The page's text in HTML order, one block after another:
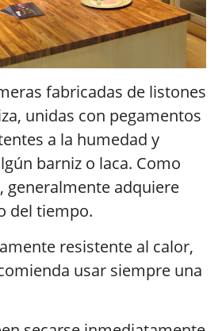
fabricadas de listones
unidas con pegamentos
a la humedad y
barniz o laca. Como
generalmente adquiere
del tiempo.
resistente al calor,
usar siempre una